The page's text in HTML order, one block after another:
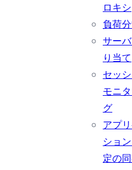
ロキシ
負荷
サー
り当て
セッ
モニ
グ
アプ
ショ
定の